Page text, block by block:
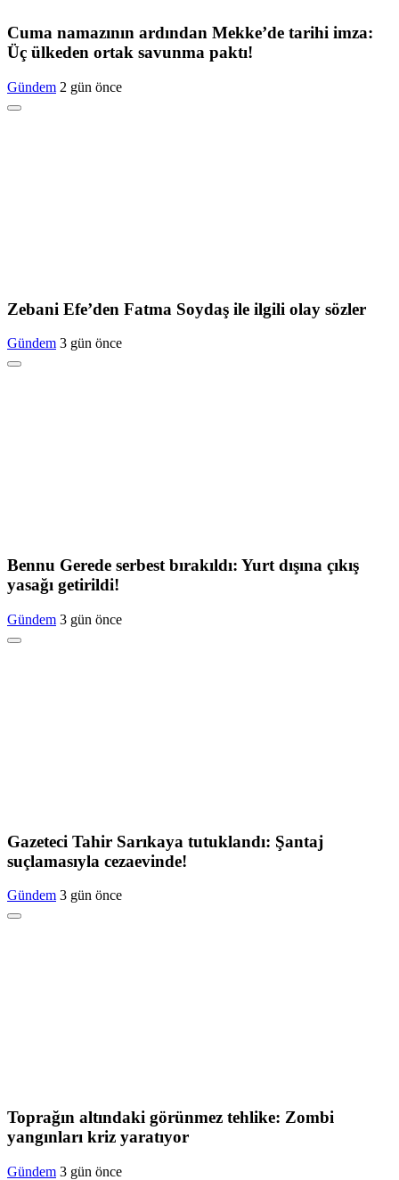
Cuma namazının ardından Mekke’de tarihi imza:
Üç ülkeden ortak savunma paktı!
Gündem 2 gün önce
Zebani Efe’den Fatma Soydaş ile ilgili olay sözler
Gündem 3 gün önce
Bennu Gerede serbest bırakıldı: Yurt dışına çıkış
yasağı getirildi!
Gündem 3 gün önce
Gazeteci Tahir Sarıkaya tutuklandı: Şantaj
suçlamasıyla cezaevinde!
Gündem 3 gün önce
Toprağın altındaki görünmez tehlike: Zombi
yangınları kriz yaratıyor
Gündem 3 gün önce